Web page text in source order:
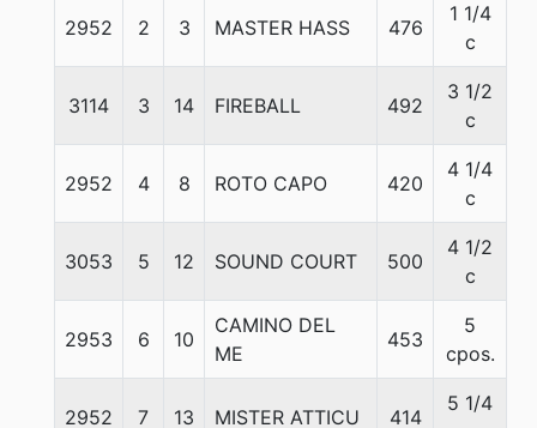
2952 2 3 MASTER HASS 476
1 1/4
c
3114 3 14 FIREBALL 492
3 1/2
c
2952 4 8 ROTO CAPO 420
4 1/4
c
3053 5 12 SOUND COURT 500
4 1/2
c
2953 6 10
CAMINO DEL
ME
453
5
cpos.
2952 7 13 MISTER ATTICU 414
5 1/4